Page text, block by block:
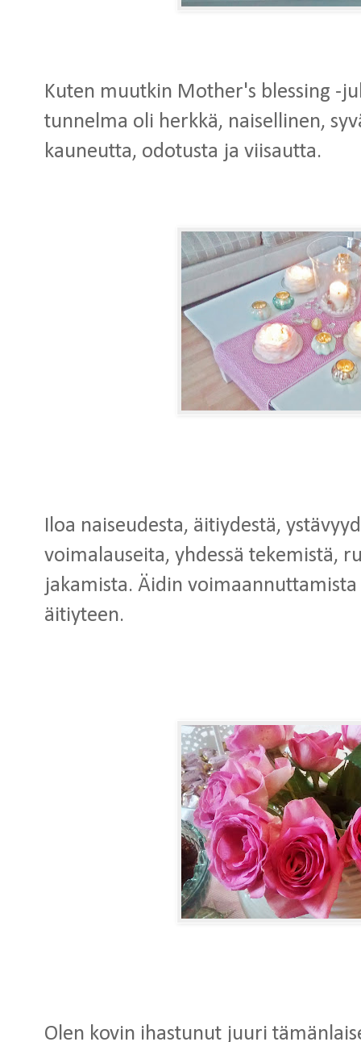
Kuten muutkin Mother's blessing -
tunnelma oli herkkä, naisellinen,
kauneutta, odotusta ja viisautta.
Iloa naiseudesta, äitiydestä,
voimalauseita, yhdessä tekemistä,
jakamista. Äidin
äitiyteen.
Olen kovin ihastunut juuri